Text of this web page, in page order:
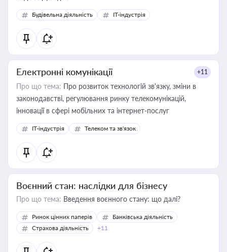
Будівельна діяльність IT-індустрія
Електронні комунікації +11
Про що тема: Про розвиток технологій зв'язку, зміни в
законодавстві, регулювання ринку телекомунікацій,
інновації в сфері мобільних та інтернет-послуг
IT-індустрія Телеком та зв'язок
Воєнний стан: наслідки для бізнесу
Про що тема: Введення воєнного стану: що далі?
Ринок цінних паперів
Банківська діяльність
Страхова діяльність
+11